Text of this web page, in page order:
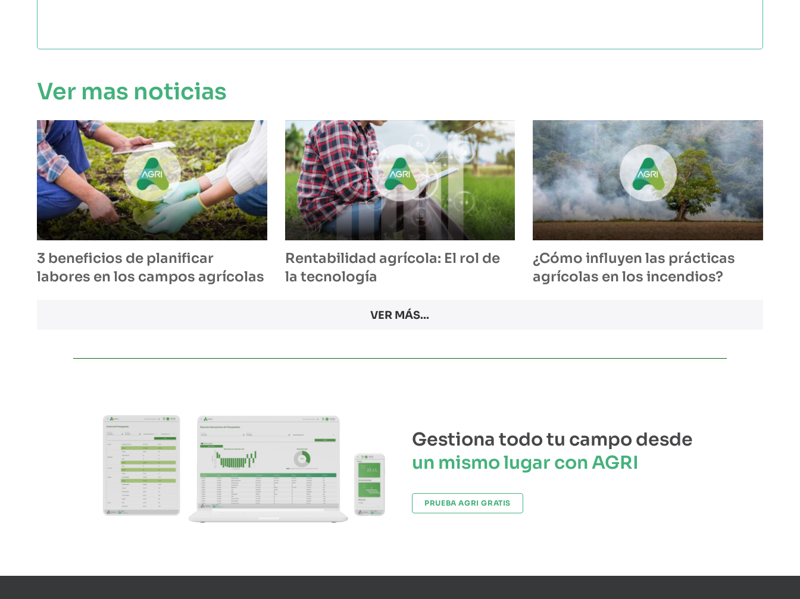
Ver mas noticias
3 beneficios de planificar
labores en los campos agrícolas
Rentabilidad agrícola: El rol de
la tecnología
¿Cómo influyen las prácticas
agrícolas en los incendios?
VER MÁS...
Gestiona todo tu campo desde
un mismo lugar con AGRI
PRUEBA AGRI GRATIS